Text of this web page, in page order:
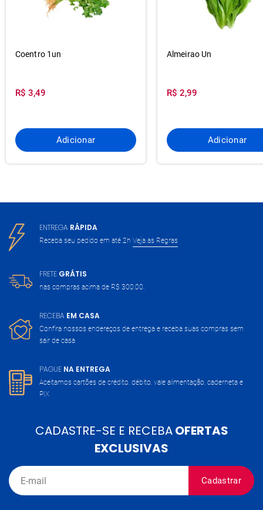
Coentro 1un
R$ 3,49
Adicionar
Almeirao Un
R$ 2,99
Adicionar
ENTREGA RÁPIDA
Receba seu pedido em até 2h Veja as Regras
FRETE GRÁTIS
nas compras acima de R$ 300,00.
RECEBA EM CASA
Confira nossos endereços de entrega e receba suas compras sem
sair de casa
PAGUE NA ENTREGA
Aceitamos cartões de crédito, débito, vale alimentação, caderneta e
PIX
CADASTRE-SE E RECEBAOFERTAS
EXCLUSIVAS
Cadastrar